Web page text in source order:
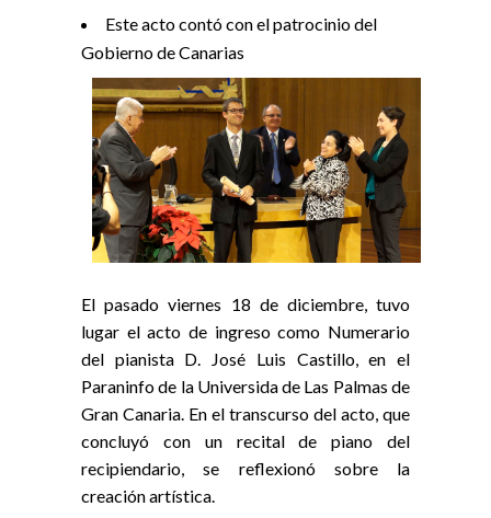
Este acto contó con el patrocinio del
Gobierno de Canarias
El pasado viernes 18 de diciembre, tuvo
lugar el acto de ingreso como Numerario
del pianista D. José Luis Castillo, en el
Paraninfo de la Universida de Las Palmas de
Gran Canaria. En el transcurso del acto, que
concluyó con un recital de piano del
recipiendario, se reflexionó sobre la
creación artística.